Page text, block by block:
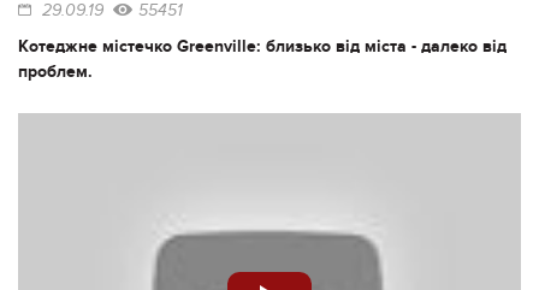
29.09.19 55451
Котеджне містечко Greenville: близько від міста - далеко від
проблем.